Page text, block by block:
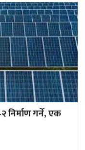
निर्माण गर्ने, एक